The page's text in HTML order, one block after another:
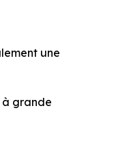
une
à grande